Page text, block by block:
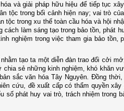
và giải pháp hữu hiệu để tiếp tục
tộc trong bối cảnh hiện nay; vai trò
tộc trong xu thế toàn cầu hóa và hội
cách làm sáng tạo trong bảo tồn, phát
nghiệm trong việc tham gia bảo tồn,
nhằm tạo ta một diễn đàn trao đổi cởi
chia sẻ những kinh nghiệm, khó khăn
sắc văn hóa Tây Nguyên. Đồng
cứu, đề xuất cấp có thẩm quyền
số phát huy vai trò, trách nhiệm trong